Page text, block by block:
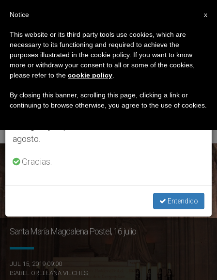
ETIQUETA
Posts Tagged
‘educación De
Jóvenes’
ÚLTIMAS NOTICIAS
Santa María Magdalena Postel, 16 julio
JUL 15, 2019 09:00
ISABEL ORELLANA VILCHES
×
Aviso importante
Del 27 de julio al 7 de agosto haremos la pausa
anual, aprovechando que en el periodo de verano
se generan menos informaciones y también el
agosto.
Gracias.
Entendido
x
Notice
This website or its third party tools use cookies, which are
necessary to its functioning and required to achieve the
purposes illustrated in the cookie policy. If you want to know
more or withdraw your consent to all or some of the cookies,
please refer to the cookie policy
By closing this banner, scrolling this page, clicking a link or
continuing to browse otherwise, you agree to the use of cookies.